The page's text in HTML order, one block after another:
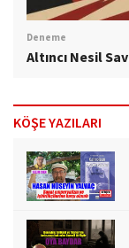
Deneme
Altıncı Nesil
KÖŞE YAZILARI